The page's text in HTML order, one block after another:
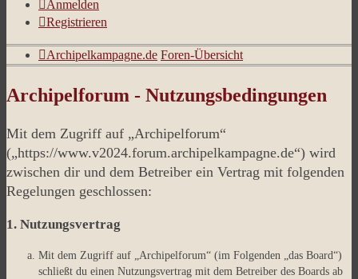
Anmelden
Registrieren
Archipelkampagne.de Foren-Übersicht
Archipelforum - Nutzungsbedingungen
Mit dem Zugriff auf „Archipelforum“
(„https://www.v2024.forum.archipelkampagne.de“) wird
zwischen dir und dem Betreiber ein Vertrag mit folgenden
Regelungen geschlossen:
1. Nutzungsvertrag
Mit dem Zugriff auf „Archipelforum“ (im Folgenden „das Board“)
schließt du einen Nutzungsvertrag mit dem Betreiber des Boards ab